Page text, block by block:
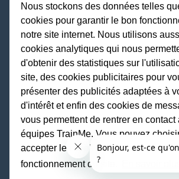
REJOIGNEZ LA
Fait avec
Nous stockons des données telles
cookies pour garantir le bon
notre site internet. Nous utilisons
cookies analytiques qui nous
d'obtenir des statistiques sur
site, des cookies publicitaires pour
présenter des publicités adaptées à
d'intérêt et enfin des cookies de
vous permettent de rentrer en contact
équipes TrainMe. Vous pouvez
accepter les cookies non
fonctionnement du site.